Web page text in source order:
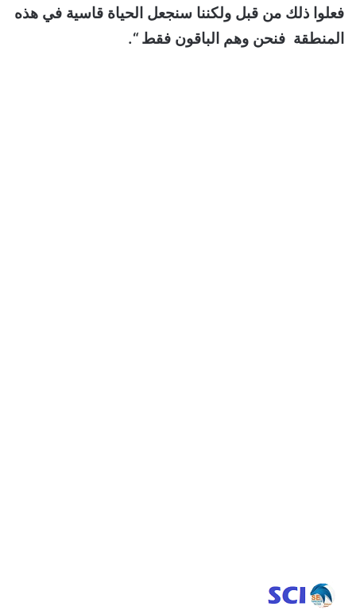
فعلوا ذلك من قبل ولكننا سنجعل الحياة قاسية في هذه
المنطقة فنحن وهم الباقون فقط “.